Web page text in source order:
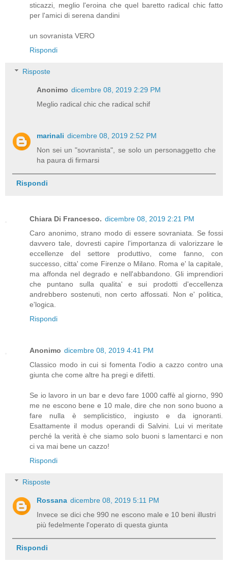
sticazzi, meglio l'eroina che quel baretto radical chic fatto
per l'amici di serena dandini
un sovranista VERO
Rispondi
Risposte
Anonimo dicembre 08, 2019 2:29 PM
Meglio radical chic che radical schif
marinali dicembre 08, 2019 2:52 PM
Non sei un "sovranista", se solo un personaggetto che
ha paura di firmarsi
Rispondi
Chiara Di Francesco. dicembre 08, 2019 2:21 PM
Caro anonimo, strano modo di essere sovraniata. Se fossi
davvero tale, dovresti capire l'importanza di valorizzare le
eccellenze del settore produttivo, come fanno, con
successo, citta' come Firenze o Milano. Roma e' la capitale,
ma affonda nel degrado e nell'abbandono. Gli imprendiori
che puntano sulla qualita' e sui prodotti d'eccellenza
andrebbero sostenuti, non certo affossati. Non e' politica,
e'logica.
Rispondi
Anonimo dicembre 08, 2019 4:41 PM
Classico modo in cui si fomenta l'odio a cazzo contro una
giunta che come altre ha pregi e difetti.
Se io lavoro in un bar e devo fare 1000 caffè al giorno, 990
me ne escono bene e 10 male, dire che non sono buono a
fare nulla è semplicistico, ingiusto e da ignoranti.
Esattamente il modus operandi di Salvini. Lui vi meritate
perché la verità è che siamo solo buoni s lamentarci e non
ci va mai bene un cazzo!
Rispondi
Risposte
Rossana dicembre 08, 2019 5:11 PM
Invece se dici che 990 ne escono male e 10 beni illustri
più fedelmente l'operato di questa giunta
Rispondi